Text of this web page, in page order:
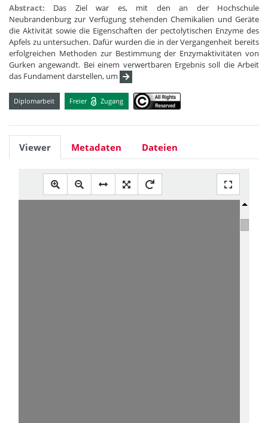
Abstract: Das Ziel war es, mit den an der Hochschule
Neubrandenburg zur Verfügung stehenden Chemikalien und Geräte
die Aktivität sowie die Eigenschaften der pectolytischen Enzyme des
Apfels zu untersuchen. Dafür wurden die in der Vergangenheit bereits
erfolgreichen Methoden zur Bestimmung der Enzymaktivitäten von
Gurken angewandt. Bei einem verwertbaren Ergebnis soll die Arbeit
das Fundament darstellen, um
Diplomarbeit Freier Zugang
Viewer Metadaten Dateien